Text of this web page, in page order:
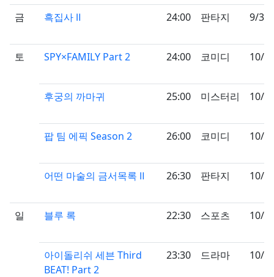
금 흑집사 Ⅱ 24:00 판타지 9/30
토 SPY×FAMILY Part 2 24:00 코미디 10/
후궁의 까마귀 25:00 미스터리 10/
팝 팀 에픽 Season 2 26:00 코미디 10/
어떤 마술의 금서목록 Ⅱ 26:30 판타지 10/
일 블루 록 22:30 스포츠 10/
아이돌리쉬 세븐 Third
BEAT! Part 2
23:30 드라마 10/